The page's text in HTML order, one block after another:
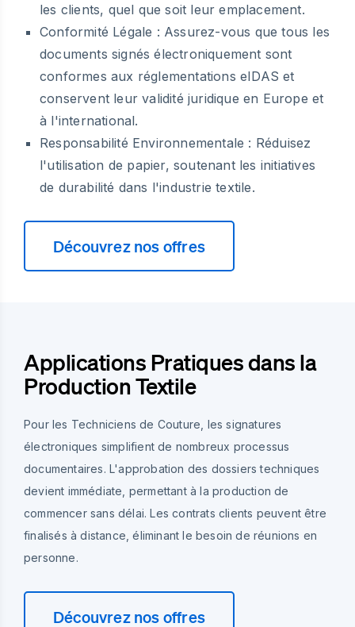
les clients, quel que soit leur emplacement.
Conformité Légale : Assurez-vous que tous les
documents signés électroniquement sont
conformes aux réglementations eIDAS et
conservent leur validité juridique en Europe et
à l'international.
Responsabilité Environnementale : Réduisez
l'utilisation de papier, soutenant les initiatives
de durabilité dans l'industrie textile.
Découvrez nos offres
Applications Pratiques dans la
Production Textile
Pour les Techniciens de Couture, les signatures
électroniques simplifient de nombreux processus
documentaires. L'approbation des dossiers techniques
devient immédiate, permettant à la production de
commencer sans délai. Les contrats clients peuvent être
finalisés à distance, éliminant le besoin de réunions en
personne.
Découvrez nos offres